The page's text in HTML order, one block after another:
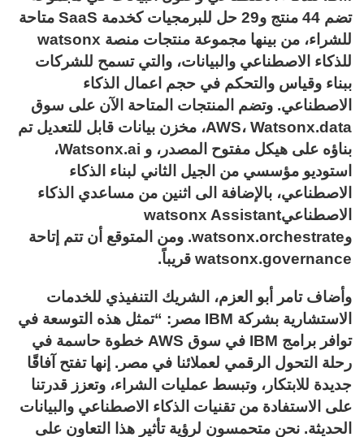
تضم 44 منتج و29 حل للبرمجيات كخدمة SaaS متاحة
للشراء، من بينها مجموعة منتجات منصة watsonx
للذكاء الاصطناعي والبيانات، والتي تسمح للشركات
ببناء وقياس والتحكم في حجم اعمال الذكاء
الاصطناعي. وتضم المنتجات المتاحة الآن على سوق
AWS، Watsonx.data، مخزن بيانات قابل للتعديل تم
بناؤه على هيكل مفتوح المصدر، و Watsonx.ai،
استوديو مؤسسي من الجيل الثاني لبناء الذكاء
الاصطناعي، بالإضافة الى اثنين من مساعدي الذكاء
الاصطناعيwatsonx Assistant
وwatsonx.orchestrate. ومن المتوقع أن تتم إتاحة
watsonx.governance قريباً.
وأضاف تامر أبو العزم، الشريك التنفيذي للخدمات
الاستشارية بشركة IBM مصر: “تمثل هذه التوسعة في
توافر برامج IBM في سوق AWS خطوة حاسمة في
رحلة التحول الرقمي لعملائنا في مصر. إنها تفتح آفاقًا
جديدة للابتكار، وتبسط عمليات الشراء، وتعزز قدرتنا
على الاستفادة من تقنيات الذكاء الاصطناعي والبيانات
الحديثة. نحن متحمسون لرؤية تأثير هذا التعاون على